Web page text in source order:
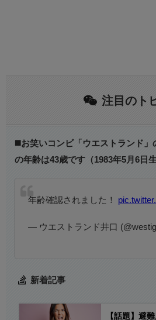
注目のト
◼️お笑いコンビ「ウエストランド」
の年齢は43歳です（1983年5月6日生
年齢確認されました！
— ウエストランド井口
新着記事
【話題】避